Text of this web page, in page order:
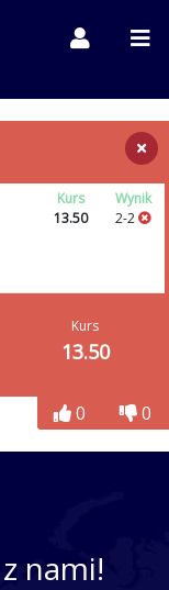
Kurs
13.50
Wynik
2-2
Kurs
13.50
0 0
nami!